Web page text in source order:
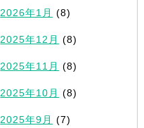
2026年1月 (8)
2025年12月 (8)
2025年11月 (8)
2025年10月 (8)
2025年9月 (7)